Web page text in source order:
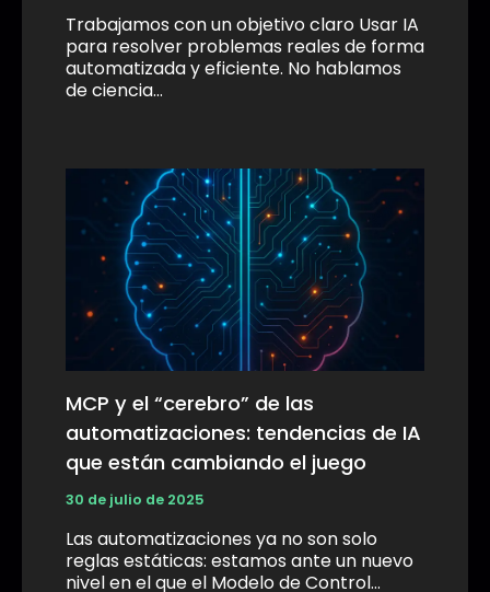
Trabajamos con un objetivo claro Usar IA
para resolver problemas reales de forma
automatizada y eficiente. No hablamos
de ciencia…
MCP y el “cerebro” de las
automatizaciones: tendencias de IA
que están cambiando el juego
30 de julio de 2025
Las automatizaciones ya no son solo
reglas estáticas: estamos ante un nuevo
nivel en el que el Modelo de Control…